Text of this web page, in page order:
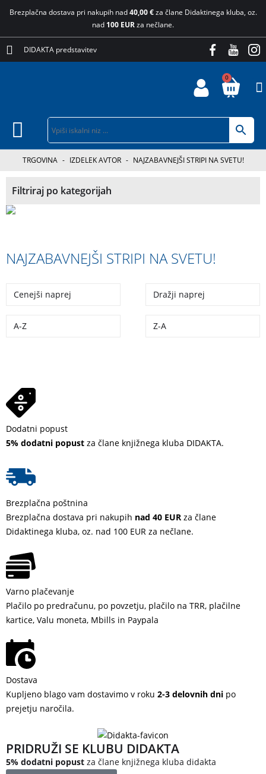
Brezplačna dostava pri nakupih nad40,00 €za člane Didaktinega kluba, oz.
nad 100 EURza nečlane.
DIDAKTA predstavitev
0
TRGOVINA - IZDELEK AVTOR - NAJZABAVNEJŠI STRIPI NA SVETU!
Filtriraj po kategorijah
NAJZABAVNEJŠI STRIPI NA SVETU!
Cenejši naprej Dražji naprej
A-Z Z-A
Dodatni popust
5% dodatni popust za člane knjižnega kluba DIDAKTA.
Brezplačna poštnina
Brezplačna dostava pri nakupih nad 40 EUR za člane
Didaktinega kluba, oz. nad 100 EUR za nečlane.
Varno plačevanje
Plačilo po predračunu, po povzetju, plačilo na TRR, plačilne
kartice, Valu moneta, Mbills in Paypala
Dostava
Kupljeno blago vam dostavimo v roku 2-3 delovnih dni po
prejetju naročila.
PRIDRUŽI SE KLUBU DIDAKTA
5% dodatni popust za člane knjižnega kluba didakta